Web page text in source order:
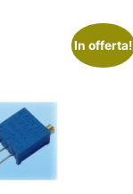
In offerta!